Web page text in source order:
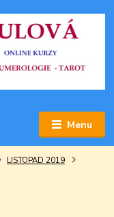
Menu
LISTOPAD 2019